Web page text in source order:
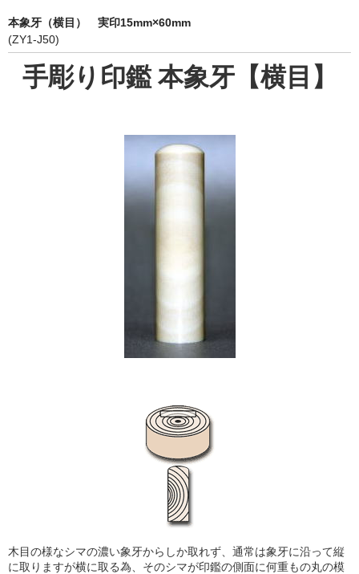
お客様の声
ご利用案内
本象牙（横目） 実印15mm×60mm
(ZY1-J50)
手彫り印鑑 本象牙【横目】
木目の様なシマの濃い象牙からしか取れず、通常は象牙に沿って縦
に取りますが横に取る為、そのシマが印鑑の側面に何重もの丸の模